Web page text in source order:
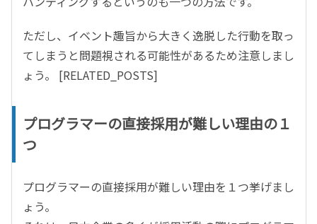
ただし、イベント趣旨から大きく逸脱した行動を取っ
てしまうと問題視される可能性があるため注意しまし
ょう。 [RELATED_POSTS]
プログラマーの直接採用が難しい理由の１
つ
プログラマーの直接採用が難しい理由を１つ挙げまし
ょう。